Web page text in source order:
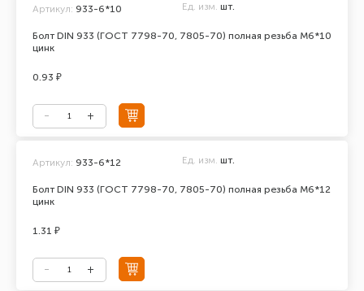
Болт DIN 933 (ГОСТ 7798-70, 7805-70) полная резьба М6*10
цинк
Артикул: 933-6*10 Ед. изм. шт.
0.93 ₽
Болт DIN 933 (ГОСТ 7798-70, 7805-70) полная резьба М6*12
цинк
Артикул: 933-6*12 Ед. изм. шт.
1.31 ₽